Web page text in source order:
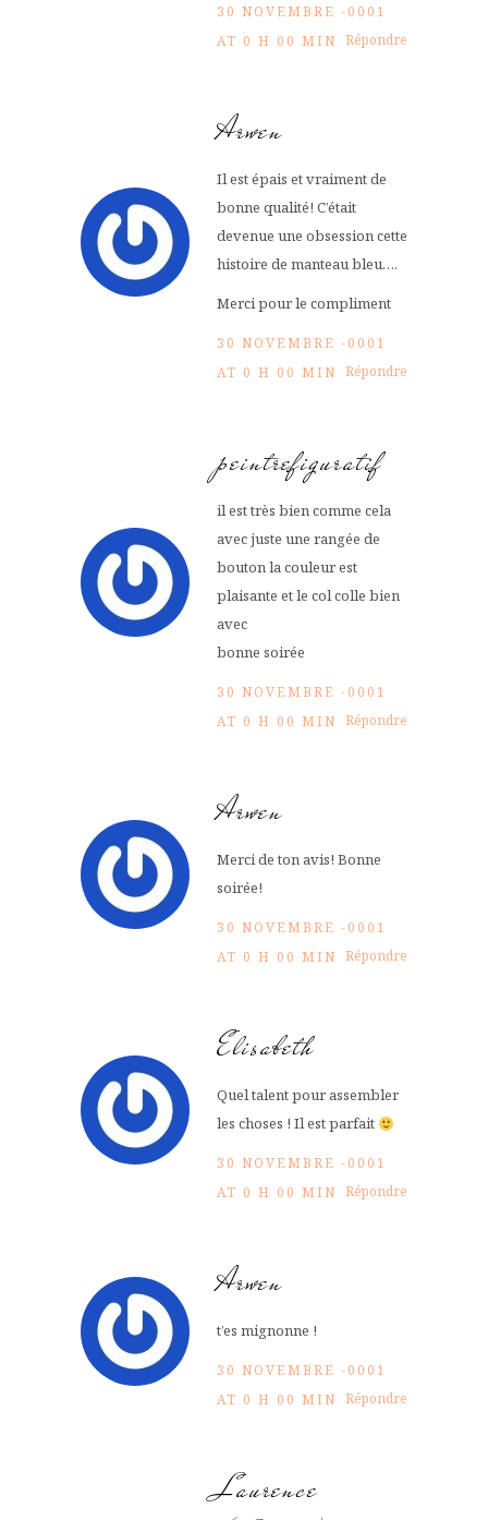
30 NOVEMBRE -0001
AT 0 H 00 MIN Répondre
Arwen
Il est épais et vraiment de
bonne qualité! C’était
devenue une obsession cette
histoire de manteau bleu….
Merci pour le compliment
30 NOVEMBRE -0001
AT 0 H 00 MIN Répondre
peintrefiguratif
il est très bien comme cela
avec juste une rangée de
bouton la couleur est
plaisante et le col colle bien
avec
bonne soirée
30 NOVEMBRE -0001
AT 0 H 00 MIN Répondre
Arwen
Merci de ton avis! Bonne
soirée!
30 NOVEMBRE -0001
AT 0 H 00 MIN Répondre
Elisabeth
Quel talent pour assembler
les choses ! Il est parfait
30 NOVEMBRE -0001
AT 0 H 00 MIN Répondre
Arwen
t’es mignonne !
30 NOVEMBRE -0001
AT 0 H 00 MIN Répondre
Laurence